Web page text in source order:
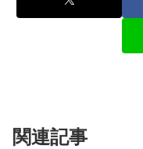
関連記事